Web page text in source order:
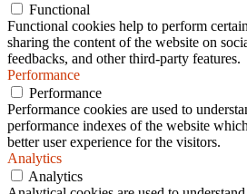
Functional
Functional cookies help to perform
sharing the content of the website on
feedbacks, and other third-party features.
Performance
Performance
Performance cookies are used to
performance indexes of the website
better user experience for the visitors.
Analytics
Analytics